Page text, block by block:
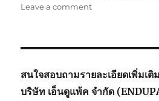
Leave a commenton
สนใจสอบถามรายละเอียดเพิ่มเติม
บริษัท เอ็นดูแพ้ค จำกัด